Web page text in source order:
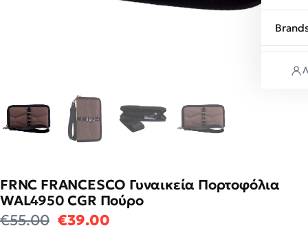
FRNC FRANCESCO Γυναικεία Πορτοφόλια
WAL4950 CGR Πούρο
€55.00 Original price was: €55.00.
€39.00